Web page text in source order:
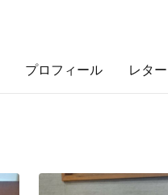
プロフィール レター